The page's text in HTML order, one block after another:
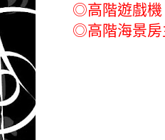
◎高階遊戲機
◎高階海景房